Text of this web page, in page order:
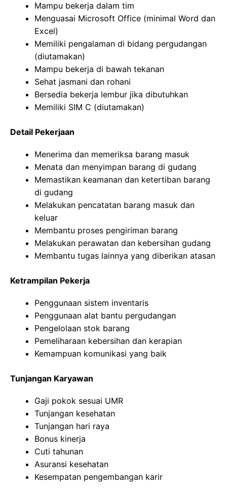
Mampu bekerja dalam tim
Menguasai Microsoft Office (minimal Word dan
Excel)
Memiliki pengalaman di bidang pergudangan
(diutamakan)
Mampu bekerja di bawah tekanan
Sehat jasmani dan rohani
Bersedia bekerja lembur jika dibutuhkan
Memiliki SIM C (diutamakan)
Detail Pekerjaan
Menerima dan memeriksa barang masuk
Menata dan menyimpan barang di gudang
Memastikan keamanan dan ketertiban barang
di gudang
Melakukan pencatatan barang masuk dan
keluar
Membantu proses pengiriman barang
Melakukan perawatan dan kebersihan gudang
Membantu tugas lainnya yang diberikan atasan
Ketrampilan Pekerja
Penggunaan sistem inventaris
Penggunaan alat bantu pergudangan
Pengelolaan stok barang
Pemeliharaan kebersihan dan kerapian
Kemampuan komunikasi yang baik
Tunjangan Karyawan
Gaji pokok sesuai UMR
Tunjangan kesehatan
Tunjangan hari raya
Bonus kinerja
Cuti tahunan
Asuransi kesehatan
Kesempatan pengembangan karir